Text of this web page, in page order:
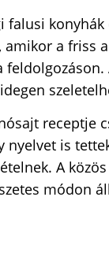
falusi
amikor a friss
receptje
nyelvet is
A
módon